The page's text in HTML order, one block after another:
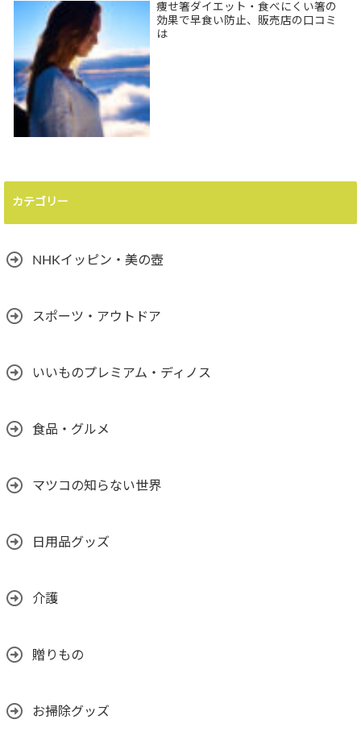
痩せ箸ダイエット・食べにくい箸の
効果で早食い防止、販売店の口コミ
は
カテゴリー
NHKイッピン・美の壺
スポーツ・アウトドア
いいものプレミアム・ディノス
食品・グルメ
マツコの知らない世界
日用品グッズ
介護
贈りもの
お掃除グッズ